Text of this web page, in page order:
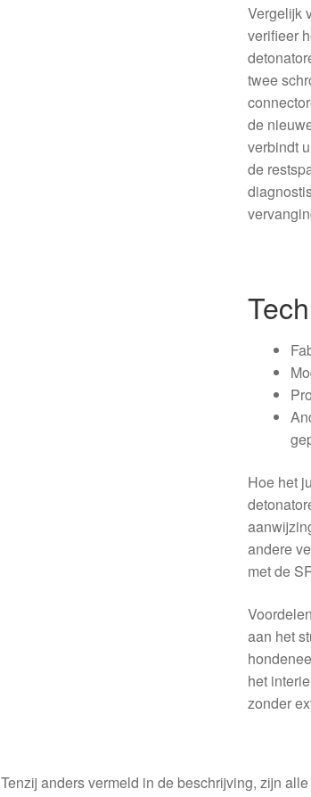
Vergelijk
verifieer
twee
de
verbindt
de
Hoe het
andere
met de
aan het
het
zonder
Tenzij anders vermeld in de beschrijving, zijn